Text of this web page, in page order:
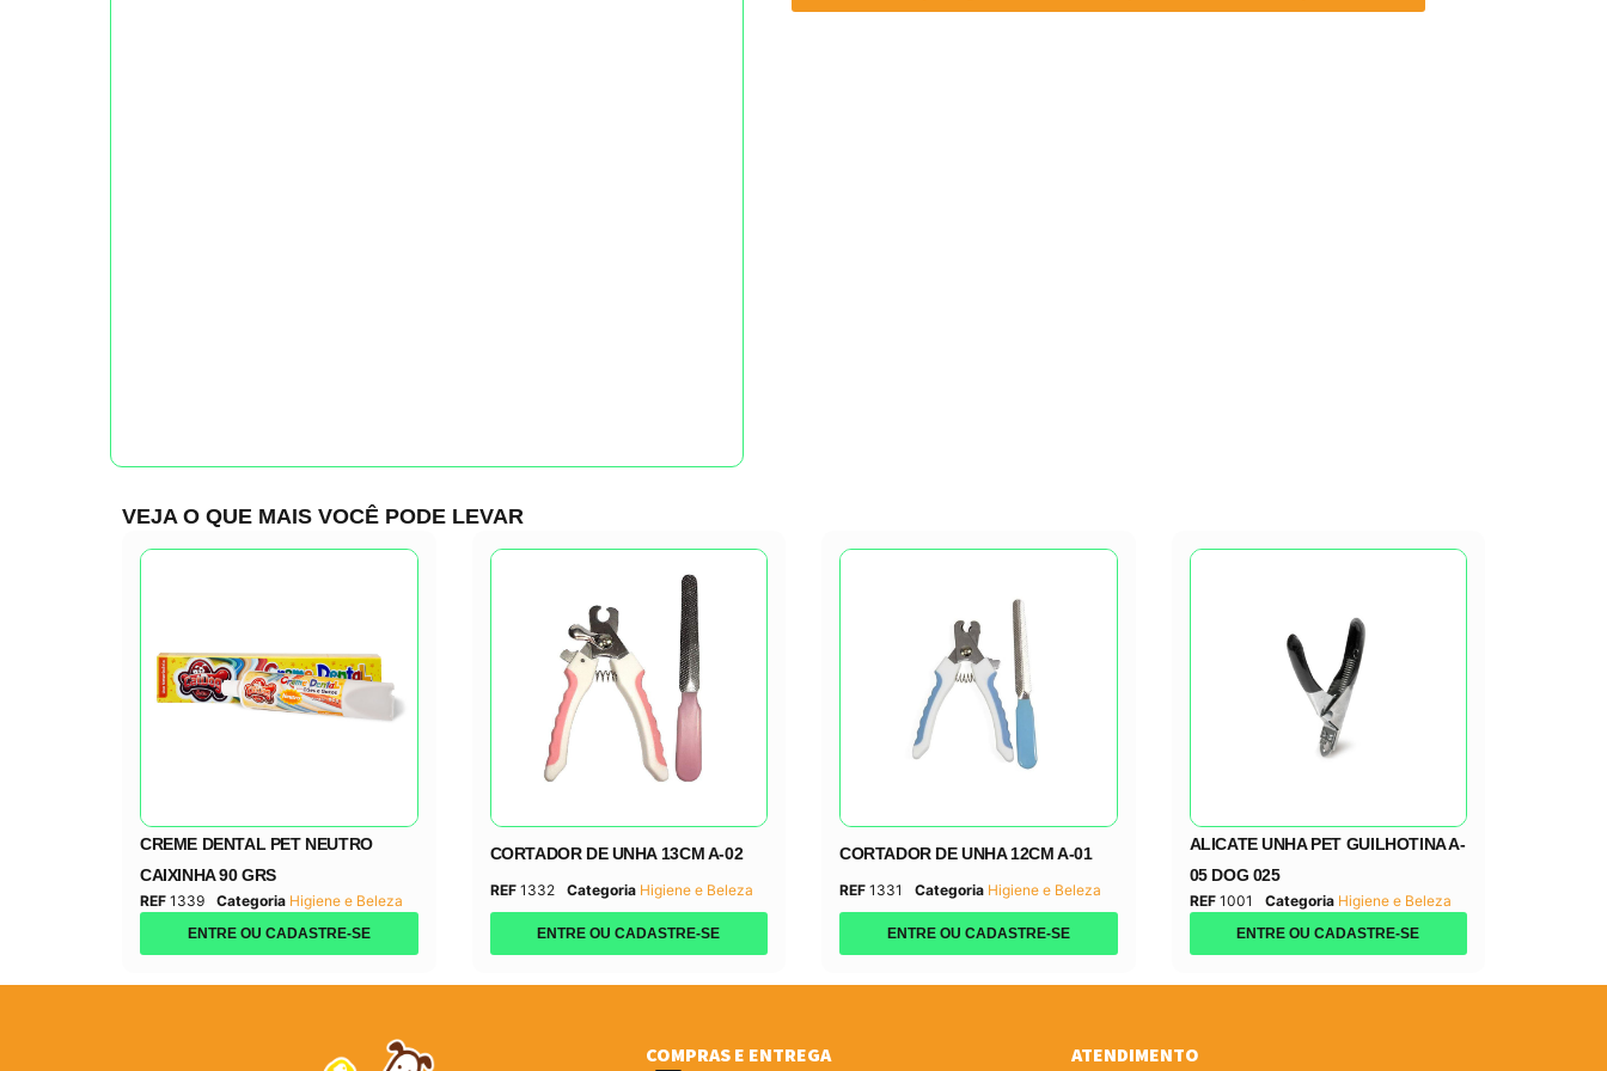
VEJA O QUE MAIS VOCÊ PODE LEVAR
CREME DENTAL PET NEUTRO
CAIXINHA 90 GRS
REF 1339 Categoria Higiene e Beleza
ENTRE OU CADASTRE-SE
CORTADOR DE UNHA 13CM A-02
REF 1332 Categoria Higiene e Beleza
ENTRE OU CADASTRE-SE
CORTADOR DE UNHA 12CM A-01
REF 1331 Categoria Higiene e Beleza
ENTRE OU CADASTRE-SE
ALICATE UNHA PET GUILHOTINA A-
05 DOG 025
REF 1001 Categoria Higiene e Beleza
ENTRE OU CADASTRE-SE
COMPRAS E ENTREGA ATENDIMENTO